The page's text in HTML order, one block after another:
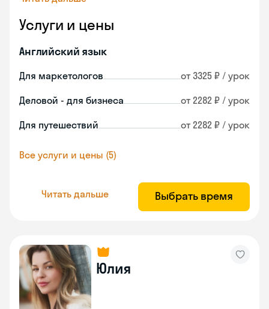
Услуги и цены
Английский язык
Для маркетологов от 3325 ₽ / урок
Деловой - для бизнеса от 2282 ₽ / урок
Для путешествий от 2282 ₽ / урок
Все услуги и цены (5)
Читать дальше Выбрать время
Юлия